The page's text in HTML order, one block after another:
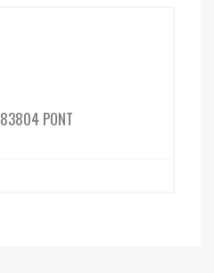
83804 PONT